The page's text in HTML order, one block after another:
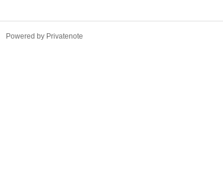
Powered by Privatenote
TistoryWhaleSkin3.4